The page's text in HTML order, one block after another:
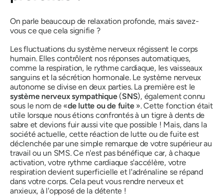
On parle beaucoup de relaxation profonde, mais savez-
vous ce que cela signifie ?
Les fluctuations du système nerveux régissent le corps
humain. Elles contrôlent nos réponses automatiques,
comme la respiration, le rythme cardiaque, les vaisseaux
sanguins et la sécrétion hormonale. Le système nerveux
autonome se divise en deux parties. La première est le
système nerveux sympathique(SNS), également connu
sous le nom de «de lutte ou de fuite». Cette fonction était
utile lorsque nous étions confrontés à un tigre à dents de
sabre et devions fuir aussi vite que possible ! Mais, dans la
société actuelle, cette réaction de lutte ou de fuite est
déclenchée par une simple remarque de votre supérieur au
travail ou un SMS. Ce n'est pas bénéfique car, à chaque
activation, votre rythme cardiaque s'accélère, votre
respiration devient superficielle et l'adrénaline se répand
dans votre corps. Cela peut vous rendre nerveux et
anxieux, à l'opposé de la détente !